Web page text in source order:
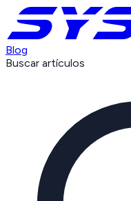
Blog
Buscar artículos